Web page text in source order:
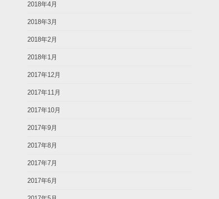
2018年4月
2018年3月
2018年2月
2018年1月
2017年12月
2017年11月
2017年10月
2017年9月
2017年8月
2017年7月
2017年6月